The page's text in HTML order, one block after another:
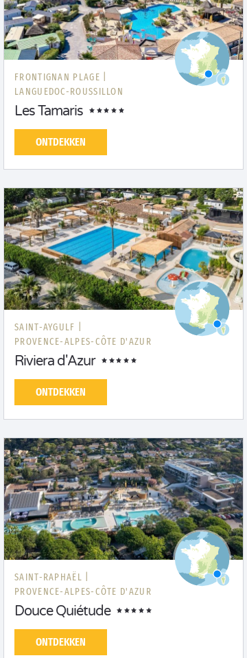
FRONTIGNAN PLAGE |
LANGUEDOC-ROUSSILLON
Les Tamaris
ONTDEKKEN
SAINT-AYGULF |
PROVENCE-ALPES-CÔTE D'AZUR
Riviera d'Azur
ONTDEKKEN
SAINT-RAPHAËL |
PROVENCE-ALPES-CÔTE D'AZUR
Douce Quiétude
ONTDEKKEN